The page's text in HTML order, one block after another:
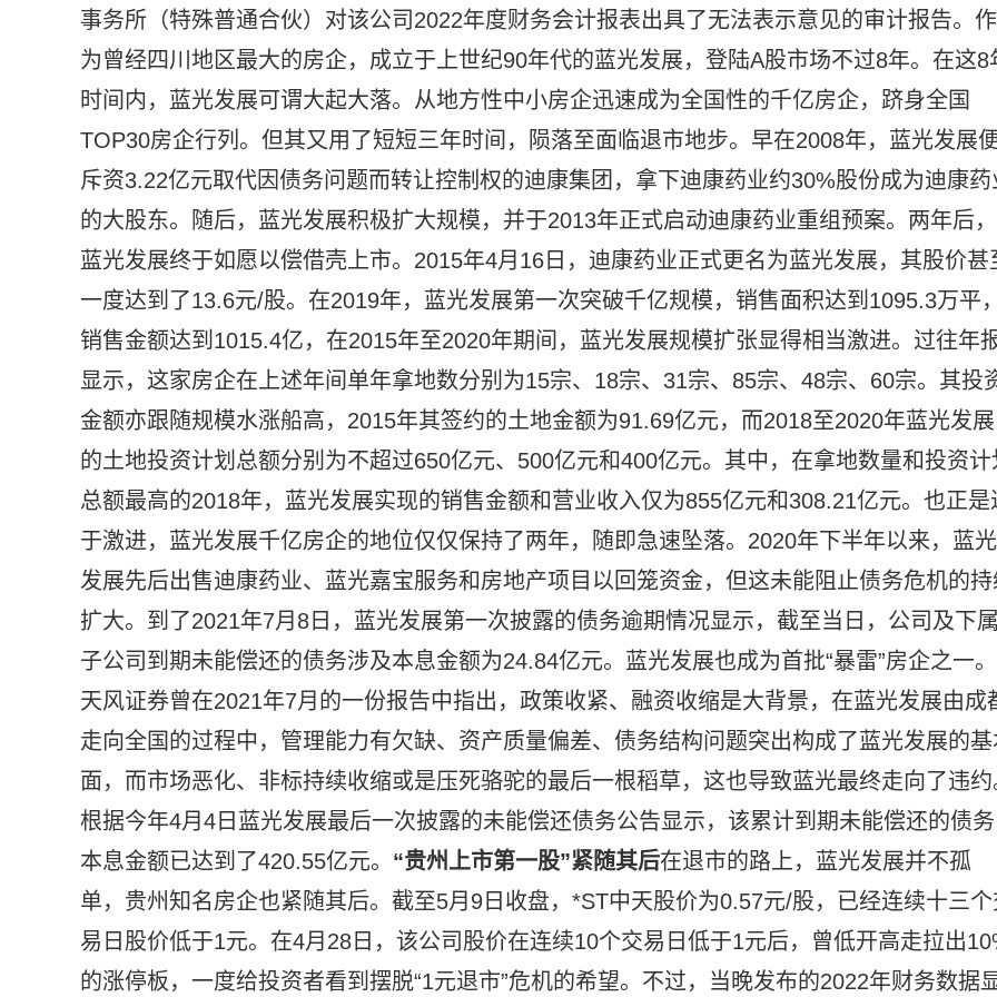
事务所（特殊普通合伙）对该公司2022年度财务会计报表出具了无法表示意见的审计报告。作
为曾经四川地区最大的房企，成立于上世纪90年代的蓝光发展，登陆A股市场不过8年。在这8
时间内，蓝光发展可谓大起大落。从地方性中小房企迅速成为全国性的千亿房企，跻身全国
TOP30房企行列。但其又用了短短三年时间，陨落至面临退市地步。早在2008年，蓝光发展
斥资3.22亿元取代因债务问题而转让控制权的迪康集团，拿下迪康药业约30%股份成为迪康药
的大股东。随后，蓝光发展积极扩大规模，并于2013年正式启动迪康药业重组预案。两年后，
蓝光发展终于如愿以偿借壳上市。2015年4月16日，迪康药业正式更名为蓝光发展，其股价甚
一度达到了13.6元/股。在2019年，蓝光发展第一次突破千亿规模，销售面积达到1095.3万平，
销售金额达到1015.4亿，在2015年至2020年期间，蓝光发展规模扩张显得相当激进。过往年
显示，这家房企在上述年间单年拿地数分别为15宗、18宗、31宗、85宗、48宗、60宗。其投
金额亦跟随规模水涨船高，2015年其签约的土地金额为91.69亿元，而2018至2020年蓝光发展
的土地投资计划总额分别为不超过650亿元、500亿元和400亿元。其中，在拿地数量和投资计
总额最高的2018年，蓝光发展实现的销售金额和营业收入仅为855亿元和308.21亿元。也正是
于激进，蓝光发展千亿房企的地位仅仅保持了两年，随即急速坠落。2020年下半年以来，蓝光
发展先后出售迪康药业、蓝光嘉宝服务和房地产项目以回笼资金，但这未能阻止债务危机的持
扩大。到了2021年7月8日，蓝光发展第一次披露的债务逾期情况显示，截至当日，公司及下属
子公司到期未能偿还的债务涉及本息金额为24.84亿元。蓝光发展也成为首批“暴雷”房企之一。
天风证券曾在2021年7月的一份报告中指出，政策收紧、融资收缩是大背景，在蓝光发展由成
走向全国的过程中，管理能力有欠缺、资产质量偏差、债务结构问题突出构成了蓝光发展的基
面，而市场恶化、非标持续收缩或是压死骆驼的最后一根稻草，这也导致蓝光最终走向了违约
根据今年4月4日蓝光发展最后一次披露的未能偿还债务公告显示，该累计到期未能偿还的债务
本息金额已达到了420.55亿元。 “贵州上市第一股”紧随其后在退市的路上，蓝光发展并不孤
单，贵州知名房企也紧随其后。截至5月9日收盘，*ST中天股价为0.57元/股，已经连续十三个
易日股价低于1元。在4月28日，该公司股价在连续10个交易日低于1元后，曾低开高走拉出
的涨停板，一度给投资者看到摆脱“1元退市”危机的希望。不过，当晚发布的2022年财务数据